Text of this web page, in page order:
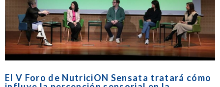
El V Foro de NutriciON Sensata tratará cómo